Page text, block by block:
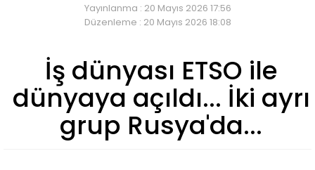
Yayınlanma : 20 Mayıs 2026 17:56
Düzenleme : 20 Mayıs 2026 18:08
İş dünyası ETSO ile
dünyaya açıldı... İki ayrı
grup Rusya'da...